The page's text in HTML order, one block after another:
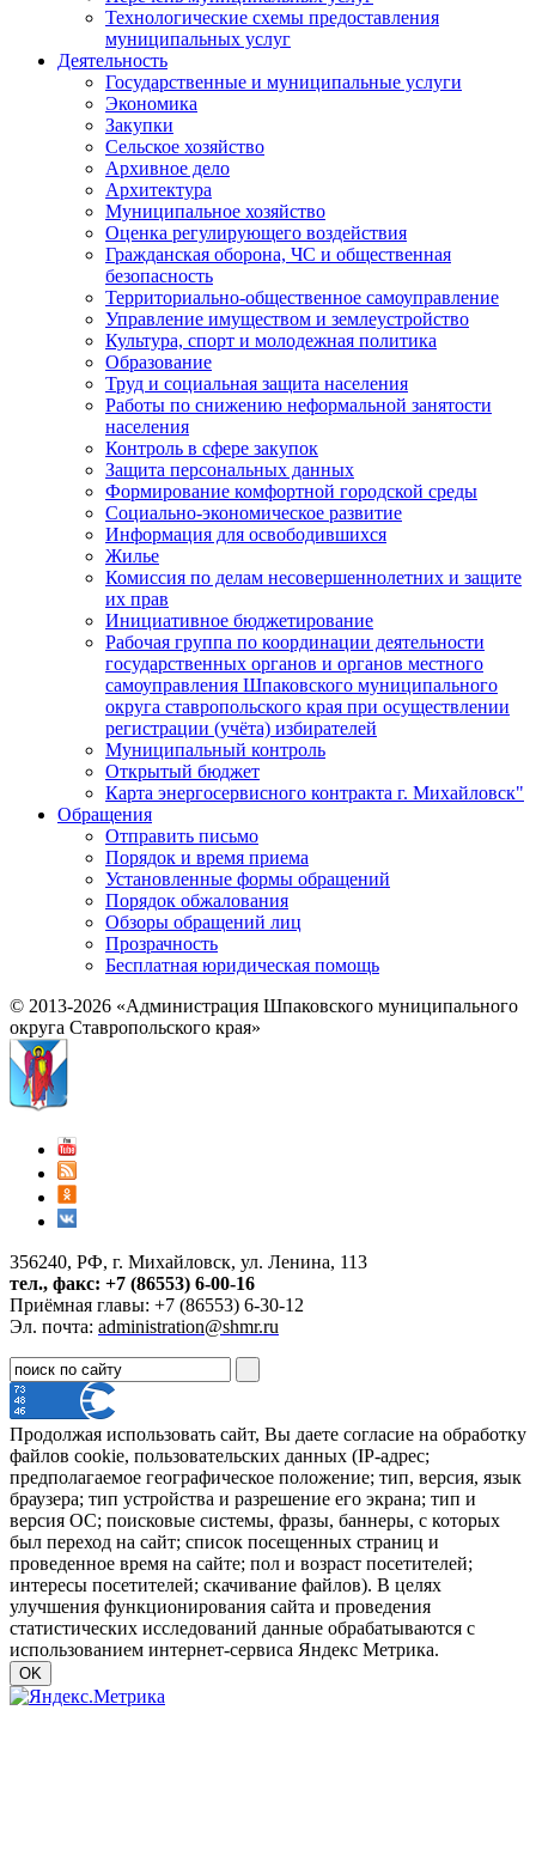
Технологические схемы предоставления
муниципальных услуг
Деятельность
Государственные и муниципальные услуги
Экономика
Закупки
Сельское хозяйство
Архивное дело
Архитектура
Муниципальное хозяйство
Оценка регулирующего воздействия
Гражданская оборона, ЧС и общественная
безопасность
Территориально-общественное самоуправление
Управление имуществом и землеустройство
Культура, спорт и молодежная политика
Образование
Труд и социальная защита населения
Работы по снижению неформальной занятости
населения
Контроль в сфере закупок
Защита персональных данных
Формирование комфортной городской среды
Социально-экономическое развитие
Информация для освободившихся
Жилье
Комиссия по делам несовершеннолетних и защите
их прав
Инициативное бюджетирование
Рабочая группа по координации деятельности
государственных органов и органов местного
самоуправления Шпаковского муниципального
округа ставропольского края при осуществлении
регистрации (учёта) избирателей
Муниципальный контроль
Открытый бюджет
Карта энергосервисного контракта г. Михайловск"
Обращения
Отправить письмо
Порядок и время приема
Установленные формы обращений
Порядок обжалования
Обзоры обращений лиц
Прозрачность
Бесплатная юридическая помощь
© 2013-2026 «Администрация Шпаковского муниципального
округа Ставропольского края»
356240, РФ, г. Михайловск, ул. Ленина, 113
тел., факс: +7 (86553) 6-00-16
Приёмная главы: +7 (86553) 6-30-12
Эл. почта: administration@shmr.ru
Продолжая использовать сайт, Вы даете согласие на обработку
файлов cookie, пользовательских данных (IP-адрес;
предполагаемое географическое положение; тип, версия, язык
браузера; тип устройства и разрешение его экрана; тип и
версия ОС; поисковые системы, фразы, баннеры, с которых
был переход на сайт; список посещенных страниц и
проведенное время на сайте; пол и возраст посетителей;
интересы посетителей; скачивание файлов). В целях
улучшения функционирования сайта и проведения
статистических исследований данные обрабатываются с
использованием интернет-сервиса Яндекс Метрика.
OK